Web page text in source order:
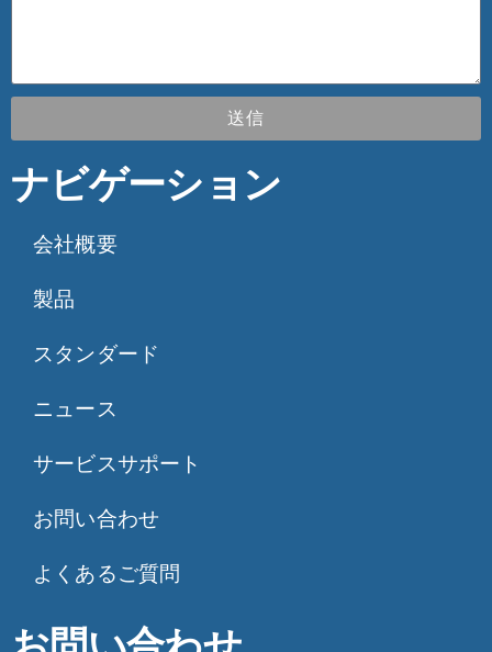
送信
ナビゲーション
会社概要
製品
スタンダード
ニュース
サービスサポート
お問い合わせ
よくあるご質問